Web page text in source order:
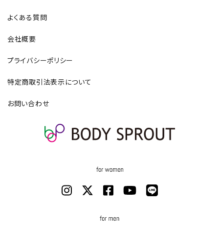
よくある質問
会社概要
プライバシーポリシー
特定商取引法表示について
お問い合わせ